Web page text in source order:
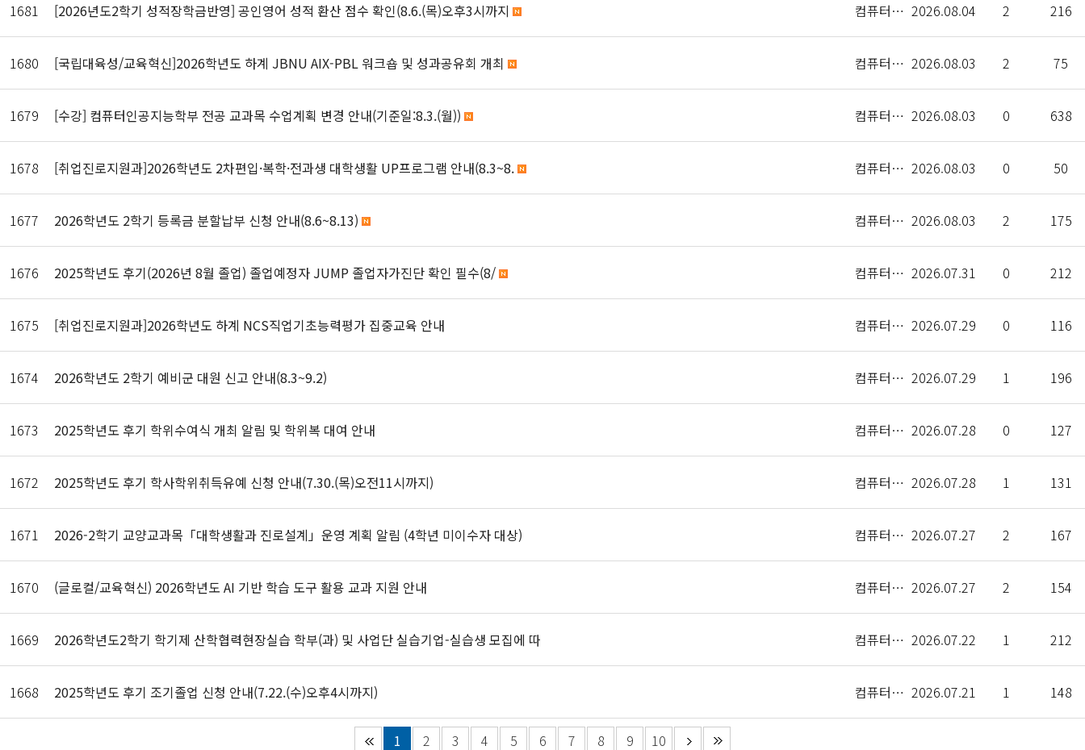
1681 [2026년도2학기 성적장학금반영] 공인영어 성적 환산 점수 확인(8.6.(목)오후3시까지 컴퓨터인공지능학부 2026.08.04 2 216
1680 [국립대육성/교육혁신]2026학년도 하계 JBNU AIX-PBL 워크숍 및 성과공유회 개최 컴퓨터인공지능학부 2026.08.03 2 75
1679 [수강] 컴퓨터인공지능학부 전공 교과목 수업계획 변경 안내(기준일:8.3.(월)) 컴퓨터인공지능학부 2026.08.03 0 638
1678 [취업진로지원과]2026학년도 2차편입·복학·전과생 대학생활 UP프로그램 안내(8.3~8. 컴퓨터인공지능학부 2026.08.03 0 50
1677 2026학년도 2학기 등록금 분할납부 신청 안내(8.6~8.13) 컴퓨터인공지능학부 2026.08.03 2 175
1676 2025학년도 후기(2026년 8월 졸업) 졸업예정자 JUMP 졸업자가진단 확인 필수(8/ 컴퓨터인공지능학부 2026.07.31 0 212
1675 [취업진로지원과]2026학년도 하계 NCS직업기초능력평가 집중교육 안내 컴퓨터인공지능학부 2026.07.29 0 116
1674 2026학년도 2학기 예비군 대원 신고 안내(8.3~9.2) 컴퓨터인공지능학부 2026.07.29 1 196
1673 2025학년도 후기 학위수여식 개최 알림 및 학위복 대여 안내 컴퓨터인공지능학부 2026.07.28 0 127
1672 2025학년도 후기 학사학위취득유예 신청 안내(7.30.(목)오전11시까지) 컴퓨터인공지능학부 2026.07.28 1 131
1671 2026-2학기 교양교과목「대학생활과 진로설계」운영 계획 알림 (4학년 미이수자 대상) 컴퓨터인공지능학부 2026.07.27 2 167
1670 (글로컬/교육혁신) 2026학년도 AI 기반 학습 도구 활용 교과 지원 안내 컴퓨터인공지능학부 2026.07.27 2 154
1669 2026학년도2학기 학기제 산학협력현장실습 학부(과) 및 사업단 실습기업-실습생 모집에 따 컴퓨터인공지능학부 2026.07.22 1 212
1668 2025학년도 후기 조기졸업 신청 안내(7.22.(수)오후4시까지) 컴퓨터인공지능학부 2026.07.21 1 148
1 2 3 4 5 6 7 8 9 10